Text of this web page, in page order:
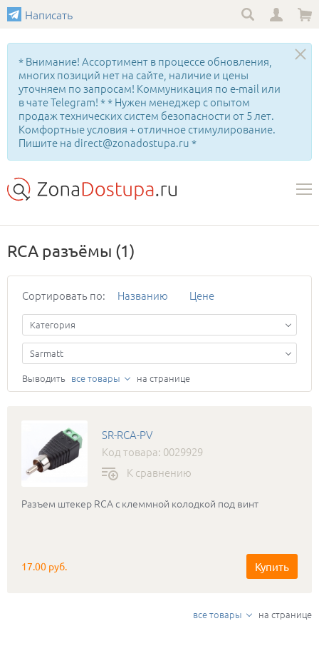
Написать
* Внимание! Ассортимент в процессе обновления,
многих позиций нет на сайте, наличие и цены
уточняем по запросам! Коммуникация по e-mail или
в чате Telegram! * * Нужен менеджер с опытом
продаж технических систем безопасности от 5 лет.
Комфортные условия + отличное стимулирование.
Пишите на direct@zonadostupa.ru *
RCA разъёмы (1)
Сортировать по: Названию Цене
Категория
Sarmatt
Выводить все товары на странице
SR-RCA-PV
Код товара: 0029929
К сравнению
Разъем штекер RCA с клеммной колодкой под винт
17.00 руб. Купить
все товары на странице